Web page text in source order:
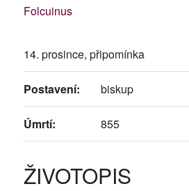
Folcuinus
14. prosince, připomínka
Postavení: biskup
Úmrtí: 855
ŽIVOTOPIS